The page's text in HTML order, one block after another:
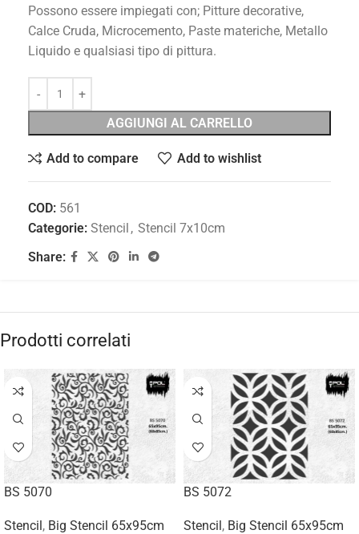
Possono essere impiegati con; Pitture decorative,
Calce Cruda, Microcemento, Paste materiche, Metallo
Liquido e qualsiasi tipo di pittura.
AGGIUNGI AL CARRELLO
Add to compare Add to wishlist
COD: 561
Categorie: Stencil , Stencil 7x10cm
Share:
Prodotti correlati
BS 5070
Stencil, Big Stencil 65x95cm
BS 5072
Stencil, Big Stencil 65x95cm